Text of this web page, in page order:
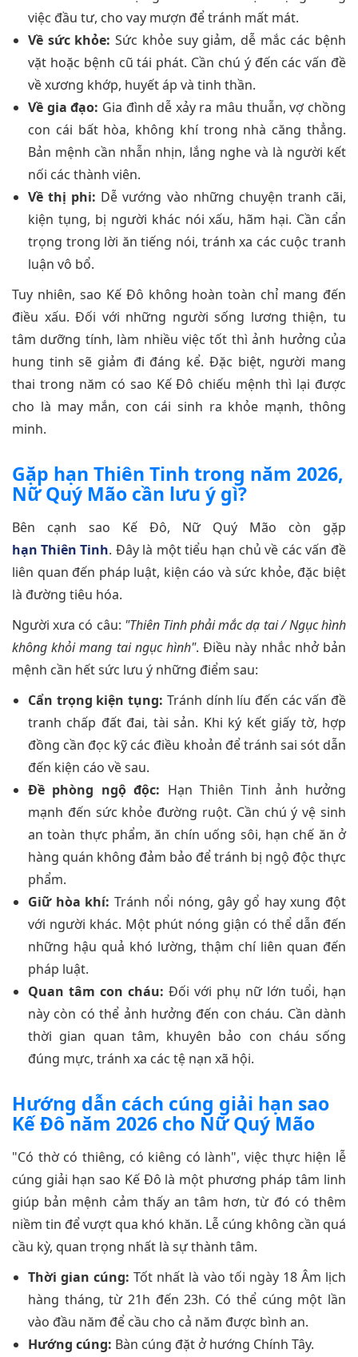
việc đầu tư, cho vay mượn để tránh mất mát.
Về sức khỏe: Sức khỏe suy giảm, dễ mắc các bệnh
vặt hoặc bệnh cũ tái phát. Cần chú ý đến các vấn đề
về xương khớp, huyết áp và tinh thần.
Về gia đạo: Gia đình dễ xảy ra mâu thuẫn, vợ chồng
con cái bất hòa, không khí trong nhà căng thẳng.
Bản mệnh cần nhẫn nhịn, lắng nghe và là người kết
nối các thành viên.
Về thị phi: Dễ vướng vào những chuyện tranh cãi,
kiện tụng, bị người khác nói xấu, hãm hại. Cần cẩn
trọng trong lời ăn tiếng nói, tránh xa các cuộc tranh
luận vô bổ.
Tuy nhiên, sao Kế Đô không hoàn toàn chỉ mang đến
điều xấu. Đối với những người sống lương thiện, tu
tâm dưỡng tính, làm nhiều việc tốt thì ảnh hưởng của
hung tinh sẽ giảm đi đáng kể. Đặc biệt, người mang
thai trong năm có sao Kế Đô chiếu mệnh thì lại được
cho là may mắn, con cái sinh ra khỏe mạnh, thông
minh.
Gặp hạn Thiên Tinh trong năm 2026,
Nữ Quý Mão cần lưu ý gì?
Bên cạnh sao Kế Đô, Nữ Quý Mão còn gặp
hạn Thiên Tinh. Đây là một tiểu hạn chủ về các vấn đề
liên quan đến pháp luật, kiện cáo và sức khỏe, đặc biệt
là đường tiêu hóa.
Người xưa có câu: "Thiên Tinh phải mắc dạ tai / Ngục hình
không khỏi mang tai ngục hình". Điều này nhắc nhở bản
mệnh cần hết sức lưu ý những điểm sau:
Cẩn trọng kiện tụng: Tránh dính líu đến các vấn đề
tranh chấp đất đai, tài sản. Khi ký kết giấy tờ, hợp
đồng cần đọc kỹ các điều khoản để tránh sai sót dẫn
đến kiện cáo về sau.
Đề phòng ngộ độc: Hạn Thiên Tinh ảnh hưởng
mạnh đến sức khỏe đường ruột. Cần chú ý vệ sinh
an toàn thực phẩm, ăn chín uống sôi, hạn chế ăn ở
hàng quán không đảm bảo để tránh bị ngộ độc thực
phẩm.
Giữ hòa khí: Tránh nổi nóng, gây gổ hay xung đột
với người khác. Một phút nóng giận có thể dẫn đến
những hậu quả khó lường, thậm chí liên quan đến
pháp luật.
Quan tâm con cháu: Đối với phụ nữ lớn tuổi, hạn
này còn có thể ảnh hưởng đến con cháu. Cần dành
thời gian quan tâm, khuyên bảo con cháu sống
đúng mực, tránh xa các tệ nạn xã hội.
Hướng dẫn cách cúng giải hạn sao
Kế Đô năm 2026 cho Nữ Quý Mão
"Có thờ có thiêng, có kiêng có lành", việc thực hiện lễ
cúng giải hạn sao Kế Đô là một phương pháp tâm linh
giúp bản mệnh cảm thấy an tâm hơn, từ đó có thêm
niềm tin để vượt qua khó khăn. Lễ cúng không cần quá
cầu kỳ, quan trọng nhất là sự thành tâm.
Thời gian cúng: Tốt nhất là vào tối ngày 18 Âm lịch
hàng tháng, từ 21h đến 23h. Có thể cúng một lần
vào đầu năm để cầu cho cả năm được bình an.
Hướng cúng: Bàn cúng đặt ở hướng Chính Tây.